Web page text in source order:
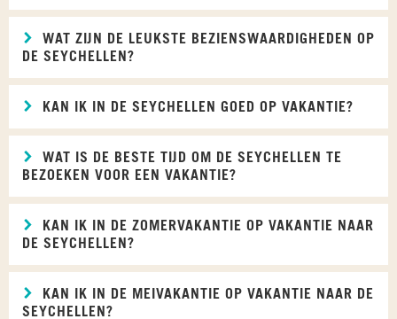
WAT ZIJN DE LEUKSTE BEZIENSWAARDIGHEDEN OP
DE SEYCHELLEN?
KAN IK IN DE SEYCHELLEN GOED OP VAKANTIE?
BEZOEKEN VOOR EEN VAKANTIE?
DE SEYCHELLEN?
SEYCHELLEN?